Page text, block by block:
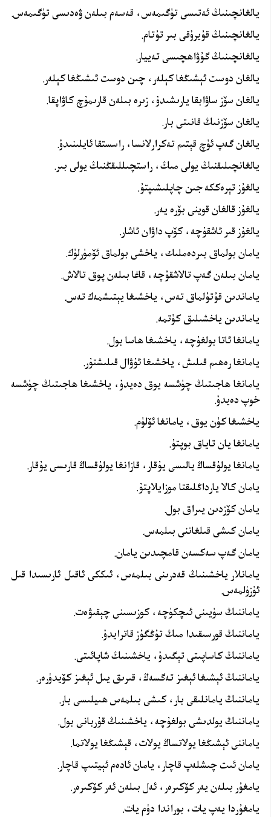
يالغانچىنىڭ ئەتىسى تۈگىمەس، قەسەم بىلەن ۋەدىسى تۈگىمەس.
يالغانچىنىڭ قۇيرۇقى بىر تۇتام.
يالغانچىنىڭ گۇۋاھچىسى تەييار.
يالغان دوست ئېشىڭغا كېلەر، چىن دوست ئىشىڭغا كېلەر.
يالغان سۆز ساۋابقا يارىشىدۇ، زىرە بىلەن قارىمۇچ كاۋاپقا.
يالغان سۆزنىڭ قانىتى بار.
يالغان گەپ ئۈچ قېتىم تەكرارلانسا، راسستقا ئايلىنىدۇ.
يالغانچىلىقنىڭ يولى مىڭ، راستچىللىقڭنىڭ يولى بىر.
يالغۇز تېرەككە جىن چاپلىشىپتۇ.
يالغۇز قالغان قوينى بۆرە يەر.
يالغۇز قىر ئاشقۇچە، كۆپ داۋان ئاشار.
يامان بولماق بىردەملىك، ياخشى بولماق ئۆمۈرلۈك.
يامان بىلەن گەپ تالاشقۇچە، قاغا بىلەن پوق تالاش.
ياماندىن قۇتۇلماق تەس، ياخشىغا يېتىشمەك تەس.
ياماندىن ياخشىلىق كۈتمە.
يامانغا ئاتا بولغۇچە، ياخشىغا ھاسا بول.
يامانغا رەھىم قىلىش، ياخشىغا ئۇۋال قىلىشتۇر.
يامانغا ھاجىتىڭ چۈشسە يوق دەيدۇ، ياخشىغا ھاجىتىڭ چۈشسە
خوپ دەيدۇ.
ياخشىغا كۈن يوق، يامانغا ئۆلۈم.
يامانغا يان تاياق بوپتۇ.
يامانغا يولۇقساڭ يالىسى يۇقار، قازانغا يولۇقساڭ قارىسى يۇقار.
يامان كالا يارداڭلىقتا موزايلاپتۇ.
يامان كۆزدىن يىراق بول.
يامان كىشى قىلغاننى بىلمەس.
يامان گەپ سەكسەن قامچىدىن يامان.
يامانلار ياخشىنىڭ قەدرىنى بىلمەس، ئىككى ئاقىل ئارىسىدا قىل
ئۈزۈلمەس.
ياماننىڭ سۈيىنى ئىچكۈچە، كوزىسىنى چېقىۋەت.
ياماننىڭ قورسىقىدا مىڭ تۇڭگۇز قاترايدۇ.
ياماننىڭ كاساپىتى تېگىدۇ، ياخشىنىڭ شاپائىتى.
ياماننىڭ ئېشىغا ئېغىز تەگسەڭ، قىرىق يىل ئېغىز كۆيدۈرەر.
ياماننىڭ يامانلىقى بار، كىشى بىلمەس ھىيلىسى بار.
ياماننىڭ يولدىشى بولغۇچە، ياخشىنىڭ قۇربانى بول.
ياماننى ئېشىڭغا يولاتساڭ يولات، قېشىڭغا يولاتما.
يامان ئىت چىشلەپ قاچار، يامان ئادەم ئېيتىپ قاچار.
يامغۇر بىلەن يەر كۆكىرەر، ئەل بىلەن ئەر كۆكىرەر.
يامغۇردا يەپ يات، بوراندا دۈم يات.